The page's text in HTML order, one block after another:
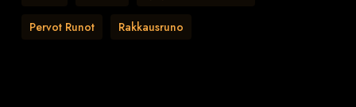
Pervot Runot Rakkausruno